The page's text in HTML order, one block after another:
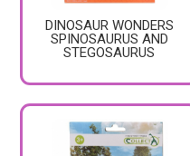
DINOSAUR WONDERS
SPINOSAURUS AND
STEGOSAURUS